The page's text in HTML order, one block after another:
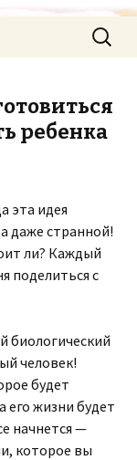
Найти:
ребенка
эта идея
даже странной!
ли? Каждый
поделиться с
биологический
человек!
будет
его жизни будет
начнется —
которое вы